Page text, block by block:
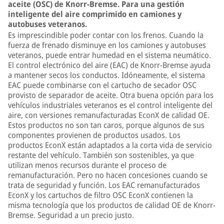
aceite (OSC) de Knorr-Bremse. Para una gestión
inteligente del aire comprimido en camiones y
autobuses veteranos.
Es imprescindible poder contar con los frenos. Cuando la
fuerza de frenado disminuye en los camiones y autobuses
veteranos, puede entrar humedad en el sistema neumático.
El control electrónico del aire (EAC) de Knorr-Bremse ayuda
a mantener secos los conductos. Idóneamente, el sistema
EAC puede combinarse con el cartucho de secador OSC
provisto de separador de aceite. Otra buena opción para los
vehículos industriales veteranos es el control inteligente del
aire, con versiones remanufacturadas EconX de calidad OE.
Estos productos no son tan caros, porque algunos de sus
componentes provienen de productos usados. Los
productos EconX están adaptados a la corta vida de servicio
restante del vehículo. También son sostenibles, ya que
utilizan menos recursos durante el proceso de
remanufacturación. Pero no hacen concesiones cuando se
trata de seguridad y función. Los EAC remanufacturados
EconX y los cartuchos de filtro OSC EconX contienen la
misma tecnología que los productos de calidad OE de Knorr-
Bremse. Seguridad a un precio justo.